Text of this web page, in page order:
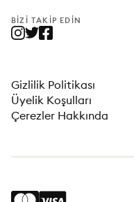
BIZI TAKIP EDIN
Gizlilik Politikası
Üyelik Koşulları
Çerezler Hakkında